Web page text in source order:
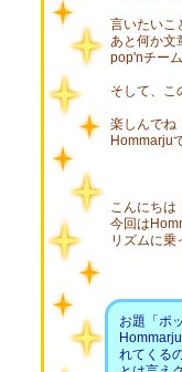
言いたいこ
あと何か文
pop'nチー
そして、こ
楽しんでね
Hommarju
こんにちは
今回は
リズムに
お題「ポ
れてくる